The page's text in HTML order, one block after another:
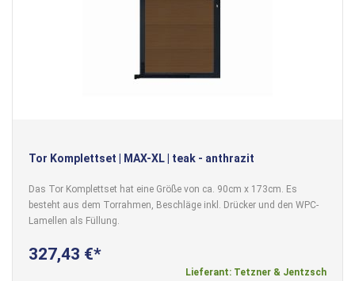
Tor Komplettset | MAX-XL | teak - anthrazit
Das Tor Komplettset hat eine Größe von ca. 90cm x 173cm. Es
besteht aus dem Torrahmen, Beschläge inkl. Drücker und den WPC-
Lamellen als Füllung.
327,43 €
Lieferant: Tetzner & Jentzsch